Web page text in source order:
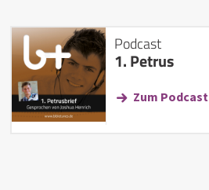
Podcast
1. Petrus
Zum Podcast